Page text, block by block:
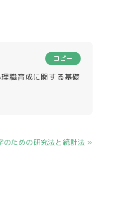
コピー
職育成に関する基礎
のための研究法と統計法 »